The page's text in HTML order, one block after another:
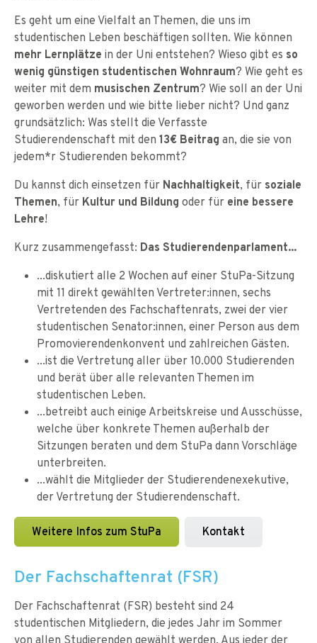
Es geht um eine Vielfalt an Themen, die uns im
studentischen Leben beschäftigen sollten. Wie können
mehr Lernplätze in der Uni entstehen? Wieso gibt es so
wenig günstigen studentischen Wohnraum? Wie geht es
weiter mit dem musischen Zentrum? Wie soll an der Uni
geworben werden und wie bitte lieber nicht? Und ganz
grundsätzlich: Was stellt die Verfasste
Studierendenschaft mit den 13€ Beitrag an, die sie von
jedem*r Studierenden bekommt?
Du kannst dich einsetzen für Nachhaltigkeit, für soziale
Themen, für Kultur und Bildung oder für eine bessere
Lehre!
Kurz zusammengefasst: Das Studierendenparlament...
...diskutiert alle 2 Wochen auf einer StuPa-Sitzung
mit 11 direkt gewählten Vertreter:innen, sechs
Vertretenden des Fachschaftenrats, zwei der vier
studentischen Senator:innen, einer Person aus dem
Promovierendenkonvent und zahlreichen Gästen.
...ist die Vertretung aller über 10.000 Studierenden
und berät über alle relevanten Themen im
studentischen Leben.
...betreibt auch einige Arbeitskreise und Ausschüsse,
welche über konkrete Themen außerhalb der
Sitzungen beraten und dem StuPa dann Vorschläge
unterbreiten.
...wählt die Mitglieder der Studierendenexekutive,
der Vertretung der Studierendenschaft.
Weitere Infos zum StuPa Kontakt
Der Fachschaftenrat (FSR)
Der Fachschaftenrat (FSR) besteht sind 24
studentischen Mitgliedern, die jedes Jahr im Sommer
von allen Studierenden gewählt werden. Aus jeder der